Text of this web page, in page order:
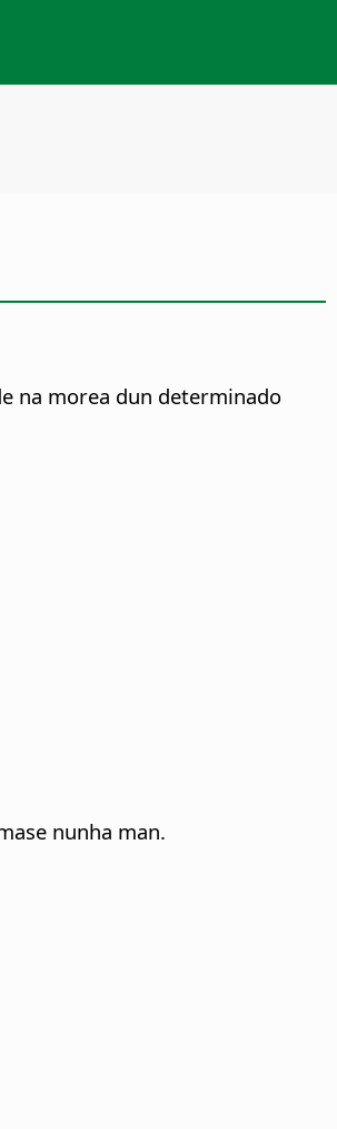
na morea dun determinado
nunha man.